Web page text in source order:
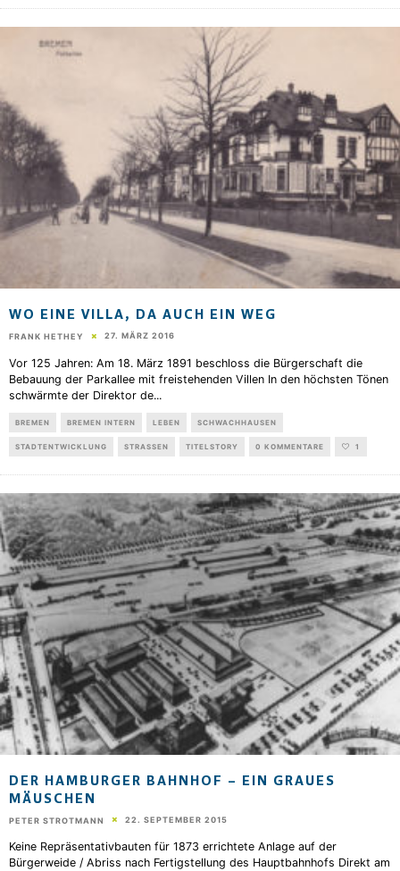
WO EINE VILLA, DA AUCH EIN WEG
FRANK HETHEY 27. MÄRZ 2016
Vor 125 Jahren: Am 18. März 1891 beschloss die Bürgerschaft die
Bebauung der Parkallee mit freistehenden Villen In den höchsten Tönen
schwärmte der Direktor de...
BREMEN BREMEN INTERN LEBEN SCHWACHHAUSEN
STADTENTWICKLUNG STRASSEN TITELSTORY 0 KOMMENTARE 1
DER HAMBURGER BAHNHOF – EIN GRAUES
MÄUSCHEN
PETER STROTMANN 22. SEPTEMBER 2015
Keine Repräsentativbauten für 1873 errichtete Anlage auf der
Bürgerweide / Abriss nach Fertigstellung des Hauptbahnhofs Direkt am